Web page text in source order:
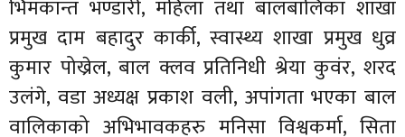
भिमकान्त भण्डारी, महिला तथा बालबालिका शाखा
प्रमुख दाम बहादुर कार्की, स्वास्थ्य शाखा प्रमुख धुव्र
कुमार पोख्रेल, बाल क्लव प्रतिनिधी श्रेया कुवंर, शरद
उलंगे, वडा अध्यक्ष प्रकाश वली, अपांगता भएका बाल
वालिकाको अभिभावकहरु मनिसा विश्वकर्मा, सिता